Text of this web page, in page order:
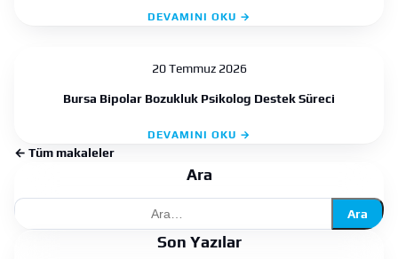
DEVAMINI OKU →
20 Temmuz 2026
Bursa Bipolar Bozukluk Psikolog Destek Süreci
DEVAMINI OKU →
← Tüm makaleler
Ara
Ara
Son Yazılar